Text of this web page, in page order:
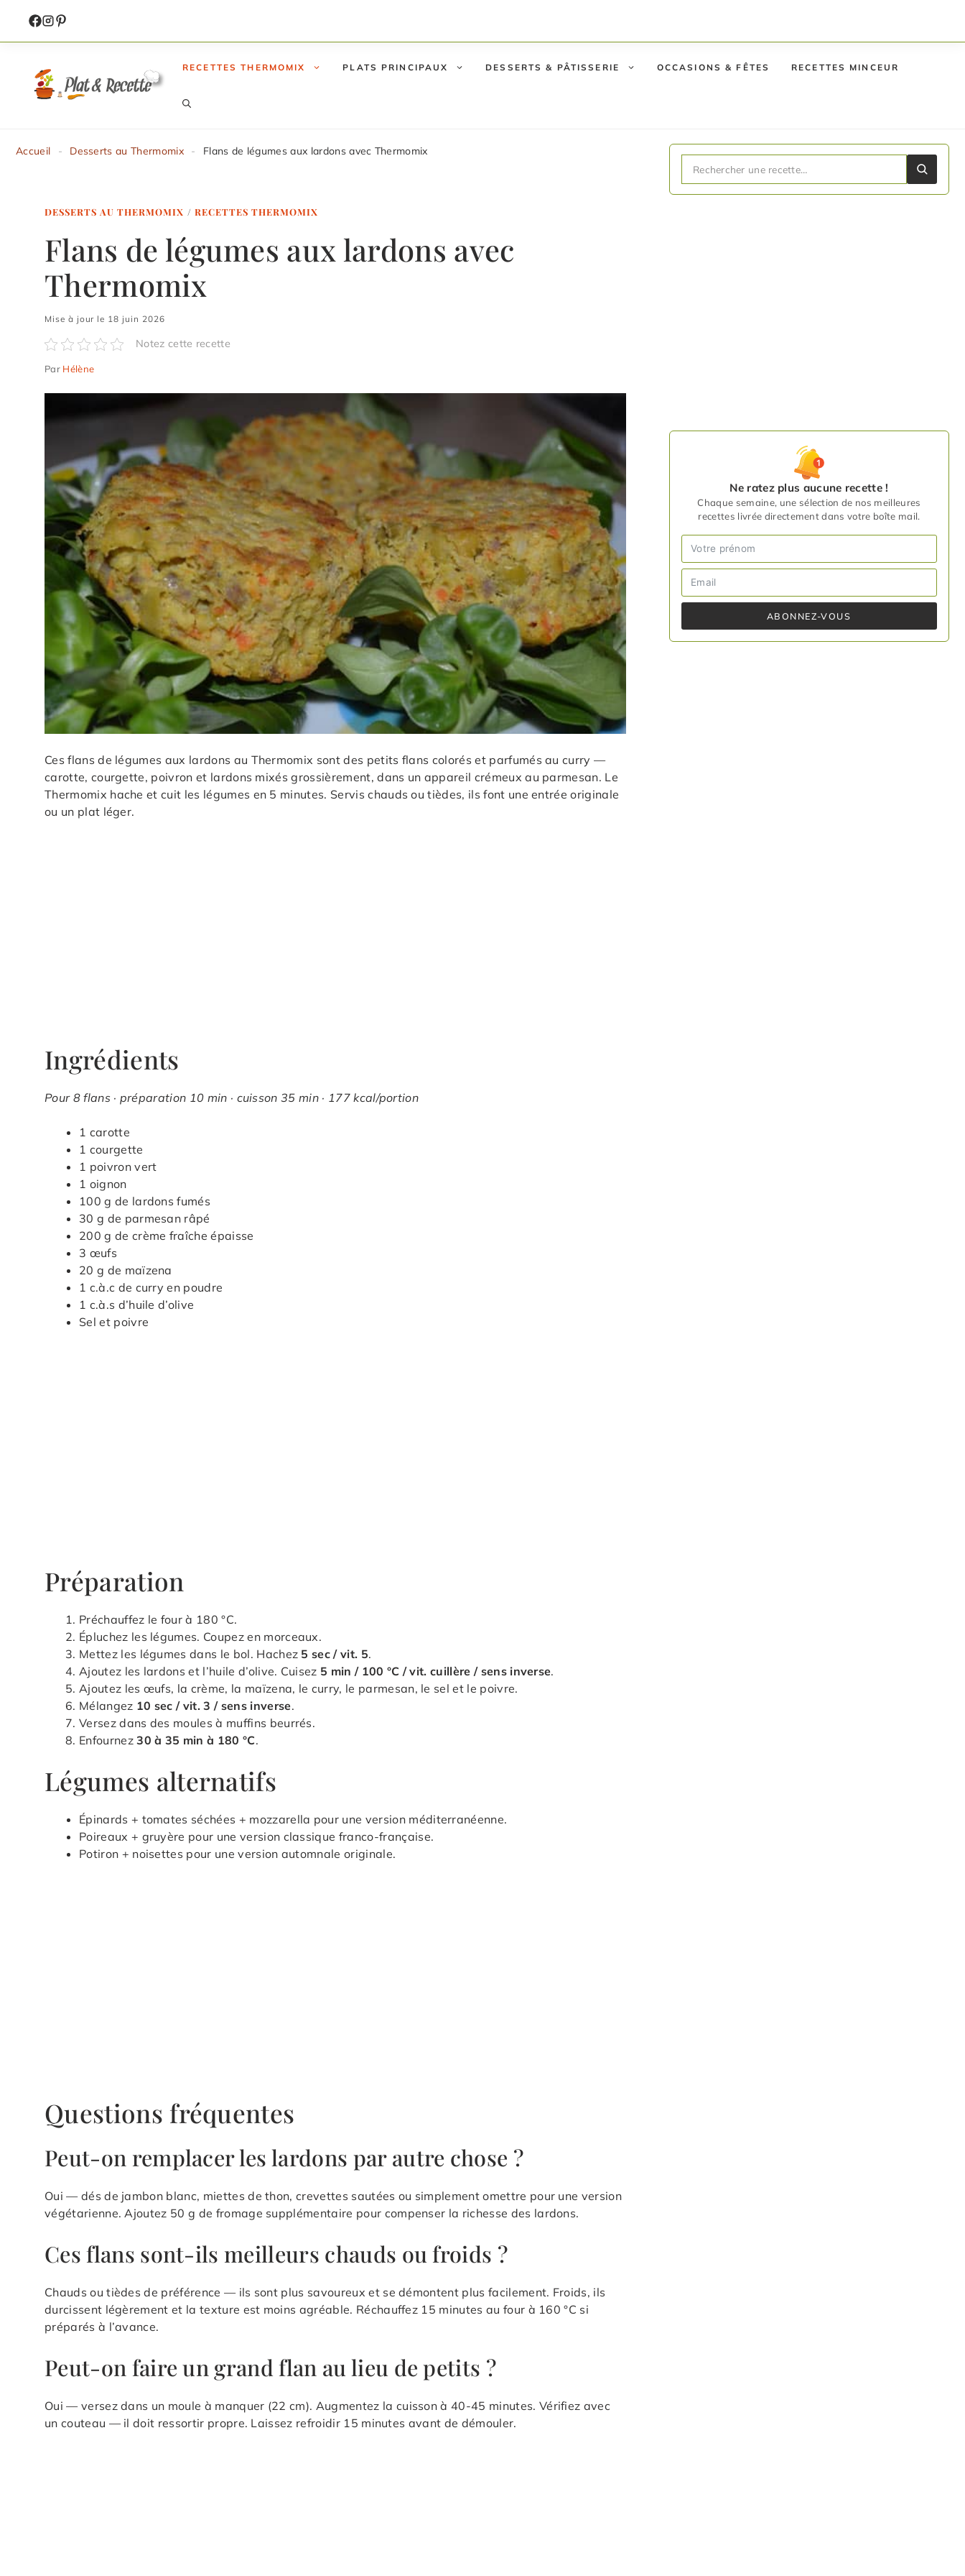
contenu
RECETTES THERMOMIX PLATS PRINCIPAUX DESSERTS & PÂTISSERIE OCCASIONS & FÊTES RECETTES MINCEUR
Accueil - Desserts au Thermomix - Flans de légumes aux lardons avec Thermomix
DESSERTS AU THERMOMIX / RECETTES THERMOMIX
Flans de légumes aux lardons avec
Thermomix
Mise à jour le 18 juin 2026
Notez cette recette
Par Hélène
Ces flans de légumes aux lardons au Thermomix sont des petits flans colorés et parfumés au curry —
carotte, courgette, poivron et lardons mixés grossièrement, dans un appareil crémeux au parmesan. Le
Thermomix hache et cuit les légumes en 5 minutes. Servis chauds ou tièdes, ils font une entrée originale
ou un plat léger.
Ingrédients
Pour 8 flans · préparation 10 min · cuisson 35 min · 177 kcal/portion
1 carotte
1 courgette
1 poivron vert
1 oignon
100 g de lardons fumés
30 g de parmesan râpé
200 g de crème fraîche épaisse
3 œufs
20 g de maïzena
1 c.à.c de curry en poudre
1 c.à.s d’huile d’olive
Sel et poivre
Préparation
Préchauffez le four à 180 °C.
Épluchez les légumes. Coupez en morceaux.
Mettez les légumes dans le bol. Hachez 5 sec / vit. 5.
Ajoutez les lardons et l’huile d’olive. Cuisez 5 min / 100 °C / vit. cuillère / sens inverse.
Ajoutez les œufs, la crème, la maïzena, le curry, le parmesan, le sel et le poivre.
Mélangez 10 sec / vit. 3 / sens inverse.
Versez dans des moules à muffins beurrés.
Enfournez30 à 35 min à 180 °C.
Légumes alternatifs
Épinards + tomates séchées + mozzarella pour une version méditerranéenne.
Poireaux + gruyère pour une version classique franco-française.
Potiron + noisettes pour une version automnale originale.
Questions fréquentes
Peut-on remplacer les lardons par autre chose ?
Oui — dés de jambon blanc, miettes de thon, crevettes sautées ou simplement omettre pour une version
végétarienne. Ajoutez 50 g de fromage supplémentaire pour compenser la richesse des lardons.
Ces flans sont-ils meilleurs chauds ou froids ?
Chauds ou tièdes de préférence — ils sont plus savoureux et se démontent plus facilement. Froids, ils
durcissent légèrement et la texture est moins agréable. Réchauffez 15 minutes au four à 160 °C si
préparés à l’avance.
Peut-on faire un grand flan au lieu de petits ?
Oui — versez dans un moule à manquer (22 cm). Augmentez la cuisson à 40-45 minutes. Vérifiez avec
un couteau — il doit ressortir propre. Laissez refroidir 15 minutes avant de démouler.
Ne ratez plus aucune recette !
Chaque semaine, une sélection de nos meilleures
recettes livrée directement dans votre boîte mail.
ABONNEZ-VOUS